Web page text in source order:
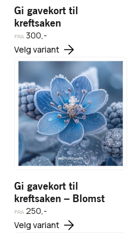
Gi gavekort til
kreftsaken
FRA 300,-
Velg variant
produktet
har
flere
varianter.
Alternativene
kan
velges
på
produktsiden
500,-
Vis
produkt
Gi gavekort til
kreftsaken – Blomst
FRA 250,-
Velg variant
Gi
gavekort
til
kreftsaken
- Blomst
Vis
produkt
handlekurv